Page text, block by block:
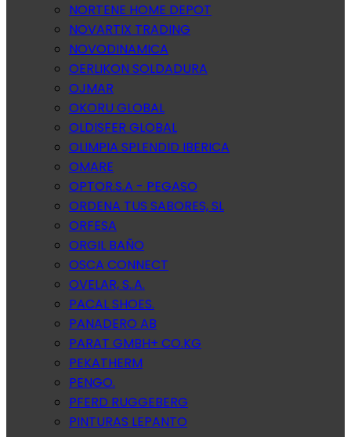
NORTENE HOME DEPOT
NOVARTIX TRADING
NOVODINAMICA
OERLIKON SOLDADURA
OJMAR
OKORU GLOBAL
OLDISFER GLOBAL
OLIMPIA SPLENDID IBERICA
OMARE
OPTOR.S.A - PEGASO
ORDENA TUS SABORES, SL
ORFESA
ORGIL BAÑO
OSCA CONNECT
OVELAR, S..A.
PACAL SHOES.
PANADERO AB
PARAT GMBH+ CO.KG
PEKATHERM
PENGO.
PFERD RUGGEBERG
PINTURAS LEPANTO